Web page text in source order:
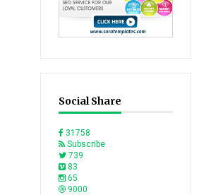
Social Share
31758
Subscribe
739
83
65
9000